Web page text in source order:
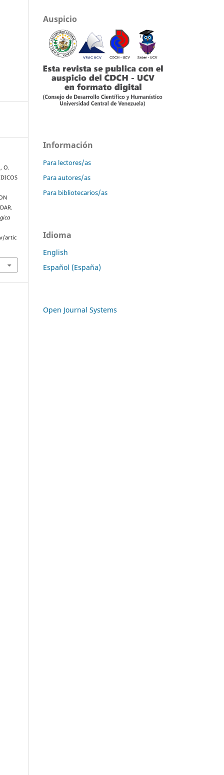
O.
artic
Auspicio
Información
Para lectores/as
Para autores/as
Para bibliotecarios/as
Idioma
English
Español (España)
Open Journal Systems